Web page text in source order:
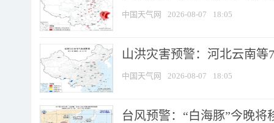
中国天气网 2026-08-07 18:05
山洪灾害预警：河北云南
中国天气网 2026-08-07 18:05
台风预警：“白海豚”今晚将